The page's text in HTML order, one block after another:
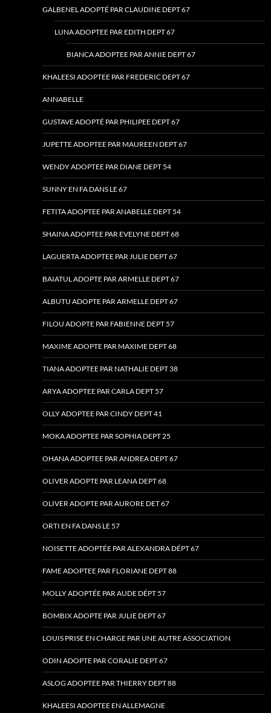
GALBENEL ADOPTÉ PAR CLAUDINE DEPT 67
LUNA ADOPTEE PAR EDITH DEPT 67
BIANCA ADOPTEE PAR ANNIE DEPT 67
KHALEESI ADOPTEE PAR FREDERIC DEPT 67
ANNABELLE
GUSTAVE ADOPTÉ PAR PHILIPEE DEPT 67
JUPETTE ADOPTEE PAR MAUREEN DEPT 67
WENDY ADOPTEE PAR DIANE DEPT 54
SUNNY EN FA DANS LE 67
FETITA ADOPTEE PAR ANABELLE DEPT 54
SHAINA ADOPTEE PAR EVELYNE DEPT 68
LAGUERTA ADOPTEE PAR JULIE DEPT 67
BAIATUL ADOPTE PAR ARMELLE DEPT 67
ALBUTU ADOPTE PAR ARMELLE DEPT 67
FILOU ADOPTE PAR FABIENNE DEPT 57
MAXIME ADOPTE PAR MAXIME DEPT 68
TIANA ADOPTEE PAR NATHALIE DEPT 38
ARYA ADOPTEE PAR CARLA DEPT 57
OLLY ADOPTEE PAR CINDY DEPT 41
MOKA ADOPTEE PAR SOPHIA DEPT 25
OHANA ADOPTEE PAR ANDREA DEPT 67
OLIVER ADOPTE PAR LEANA DEPT 68
OLIVER ADOPTE PAR AURORE DET 67
ORTI EN FA DANS LE 57
NOISETTE ADOPTÉE PAR ALEXANDRA DÉPT 67
FAME ADOPTEE PAR FLORIANE DEPT 88
MOLLY ADOPTÉE PAR AUDE DÉPT 57
BOMBIX ADOPTE PAR JULIE DEPT 67
LOUIS PRISE EN CHARGE PAR UNE AUTRE ASSOCIATION
ODIN ADOPTE PAR CORALIE DEPT 67
ASLOG ADOPTEE PAR THIERRY DEPT 88
KHALEESI ADOPTEE EN ALLEMAGNE